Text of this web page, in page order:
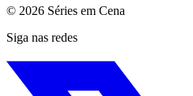
© 2026 Séries em Cena
Siga nas redes